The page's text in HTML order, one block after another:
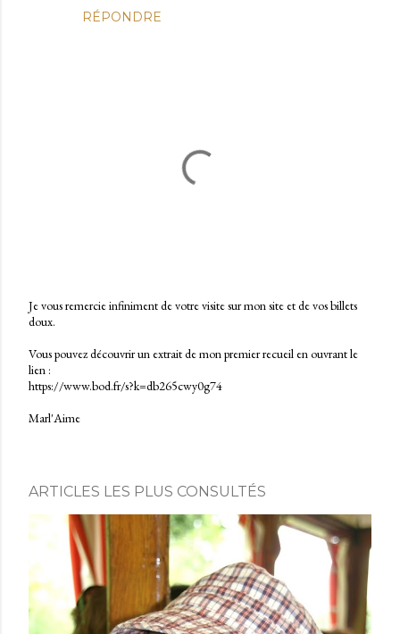
RÉPONDRE
E
r
e
g
s
u
n
c
m
m
e
n
t
Je vous remercie infiniment de votre visite sur mon site et de vos billets
doux.
Vous pouvez découvrir un extrait de mon premier recueil en ouvrant le
lien :
https://www.bod.fr/s?k=db265cwy0g74
Marl'Aime
ARTICLES LES PLUS CONSULTÉS